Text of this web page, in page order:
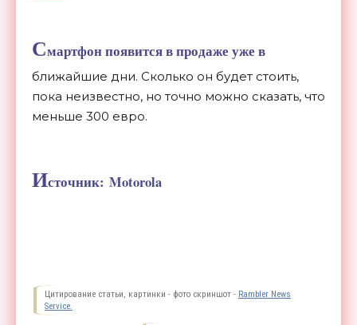
Смартфон появится в продаже уже в
ближайшие дни. Сколько он будет стоить,
пока неизвестно, но точно можно сказать, что
меньше 300 евро.
Источник: Motorola
Цитирование статьи, картинки - фото скриншот - Rambler News
Service.